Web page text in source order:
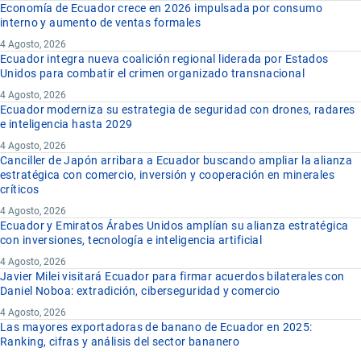
Economía de Ecuador crece en 2026 impulsada por consumo
interno y aumento de ventas formales
4 Agosto, 2026
Ecuador integra nueva coalición regional liderada por Estados
Unidos para combatir el crimen organizado transnacional
4 Agosto, 2026
Ecuador moderniza su estrategia de seguridad con drones, radares
e inteligencia hasta 2029
4 Agosto, 2026
Canciller de Japón arribara a Ecuador buscando ampliar la alianza
estratégica con comercio, inversión y cooperación en minerales
críticos
4 Agosto, 2026
Ecuador y Emiratos Árabes Unidos amplían su alianza estratégica
con inversiones, tecnología e inteligencia artificial
4 Agosto, 2026
Javier Milei visitará Ecuador para firmar acuerdos bilaterales con
Daniel Noboa: extradición, ciberseguridad y comercio
4 Agosto, 2026
Las mayores exportadoras de banano de Ecuador en 2025:
Ranking, cifras y análisis del sector bananero